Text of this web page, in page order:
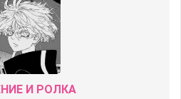
И РОЛКА